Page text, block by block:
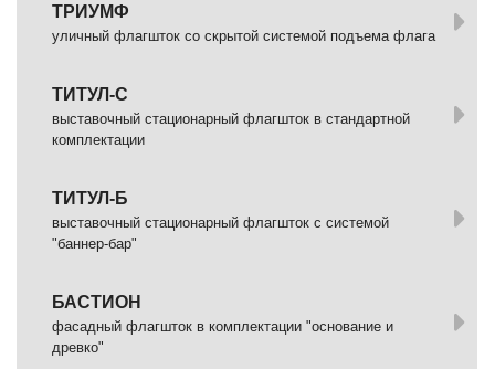
ТРИУМФ
уличный флагшток со скрытой системой подъема флага
ТИТУЛ-С
выставочный стационарный флагшток в стандартной
комплектации
ТИТУЛ-Б
выставочный стационарный флагшток с системой
"баннер-бар"
БАСТИОН
фасадный флагшток в комплектации "основание и
древко"